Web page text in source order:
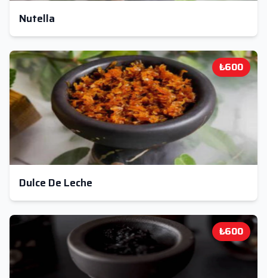
Nutella
₺600
Dulce De Leche
₺600